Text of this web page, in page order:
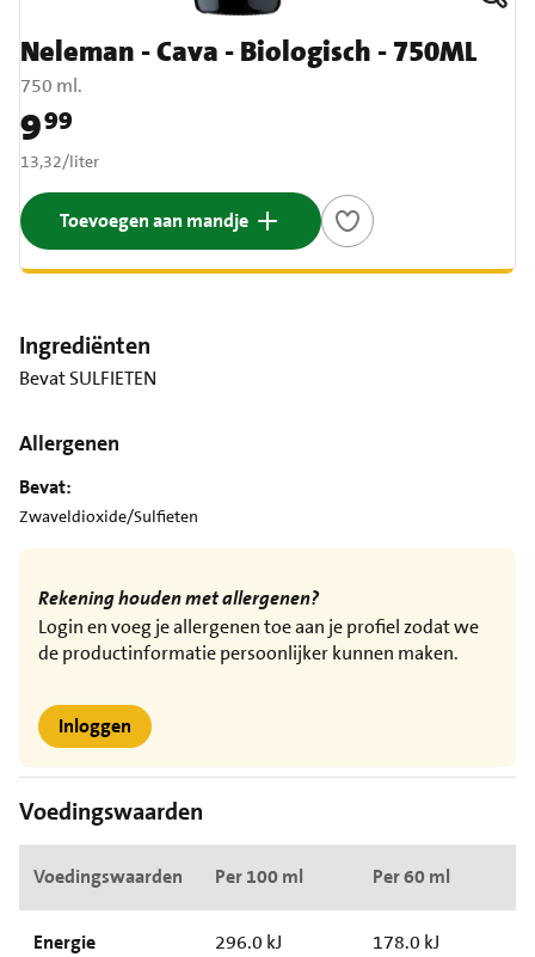
Neleman - Cava - Biologisch - 750ML
750 ml.
Prijs: € 9,99
999
€ 13,32 per liter
13,32/liter
Toevoegen aan mandje
Ingrediënten
Bevat SULFIETEN
Allergenen
Bevat:
Zwaveldioxide/Sulfieten
Rekening houden met allergenen?
Login en voeg je allergenen toe aan je profiel zodat we
de productinformatie persoonlijker kunnen maken.
Inloggen
Voedingswaarden
Voedingswaarden Per 100 ml Per 60 ml
Energie 296.0 kJ 178.0 kJ